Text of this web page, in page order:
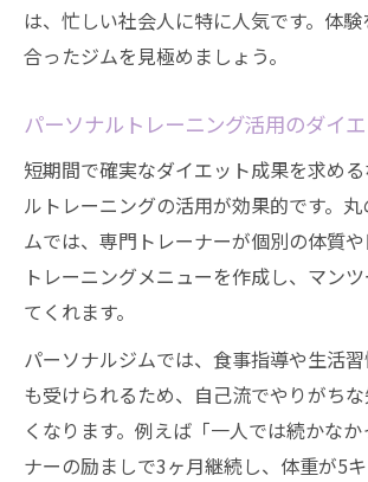
は、忙しい社会人に特に人気です。体
合ったジムを見極めましょう。
パーソナルトレーニング活用のダイ
短期間で確実なダイエット成果を求め
ルトレーニングの活用が効果的です。
ムでは、専門トレーナーが個別の体質
トレーニングメニューを作成し、マン
てくれます。
パーソナルジムでは、食事指導や生活
も受けられるため、自己流でやりがち
くなります。例えば「一人では続かな
ナーの励ましで3ヶ月継続し、体重が5